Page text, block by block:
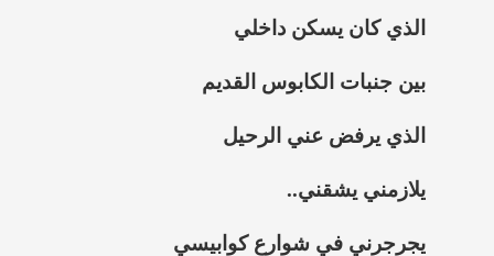
الذي كان يسكن داخلي
بين جنبات الكابوس القديم
الذي يرفض عني الرحيل
يلازمني يشقني..
يجرجرني في شوارع كوابيسي